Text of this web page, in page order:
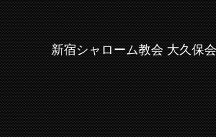
新宿シャローム教会 大久保